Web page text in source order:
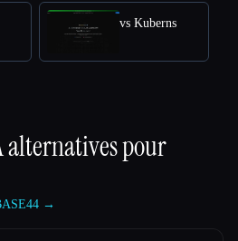
vs Kuberns
pour
→